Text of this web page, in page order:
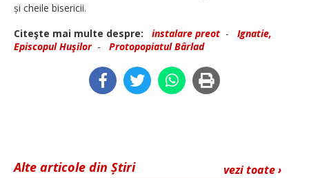
și cheile bisericii.
Citeşte mai multe despre:
instalare preot - Ignatie,
Episcopul Huşilor- Protopopiatul Bârlad
vezi toate ›
Alte articole din Știri